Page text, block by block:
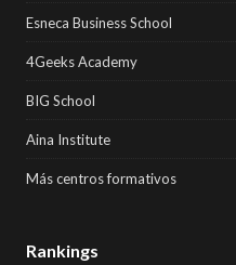
Esneca Business School
4Geeks Academy
BIG School
Aina Institute
Más centros formativos
Rankings